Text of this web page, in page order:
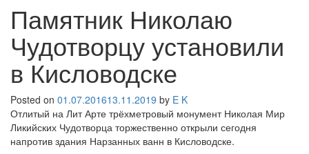
Памятник Николаю
Чудотворцу установили
в Кисловодске
Posted on 01.07.201613.11.2019 by E K
Отлитый на Лит Арте трёхметровый монумент Николая Мир
Ликийских Чудотворца торжественно открыли сегодня
напротив здания Нарзанных ванн в Кисловодске.